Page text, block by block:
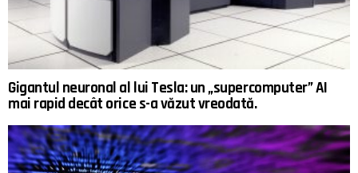
Gigantul neuronal al lui Tesla: un „supercomputer” AI
mai rapid decât orice s-a văzut vreodată.